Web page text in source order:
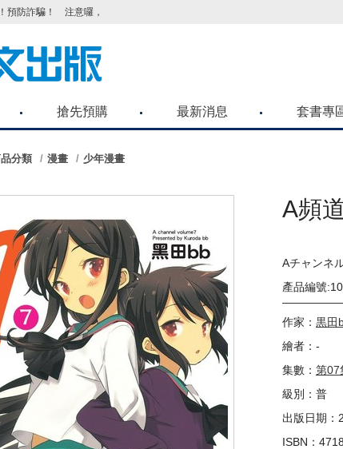
預防詐騙！ 注意囉，不要被騙了！請各位喜歡青文購物網的朋友們，提高警覺
搶先預購 最新消息 套書專
分類 漫畫 少年漫畫
A頻
Aチャンネ
產品編號
作家： 黒田
繪者：-
集數： 第07
級別：普
出版日期：
ISBN：